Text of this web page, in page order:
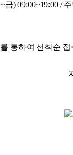
) 09:00~19:00 /
통하여 선착순